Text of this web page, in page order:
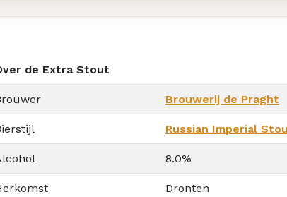
de Extra Stout
Brouwerij de Praght
Russian Imperial
8.0%
Dronten